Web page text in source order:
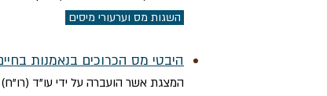
השגות מס וערעורי מיסים
היבטי מס הכרוכים בנאמנות
המצגת אשר הועברה על ידי עו"ד